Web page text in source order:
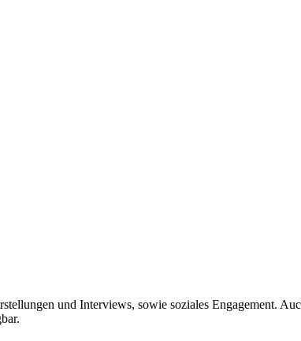
und Interviews, sowie soziales Engagement.